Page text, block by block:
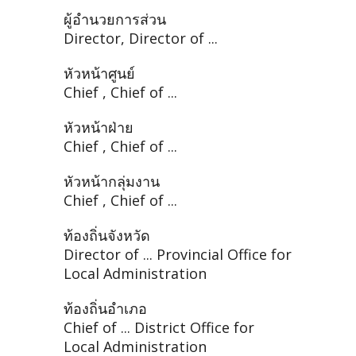
ผู้อำนวยการส่วน
Director, Director of ...
หัวหน้าศูนย์
Chief , Chief of ...
หัวหน้าฝ่าย
Chief , Chief of ...
หัวหน้ากลุ่มงาน
Chief , Chief of ...
ท้องถิ่นจังหวัด
Director of ... Provincial Office for
Local Administration
ท้องถิ่นอำเภอ
Chief of ... District Office for
Local Administration